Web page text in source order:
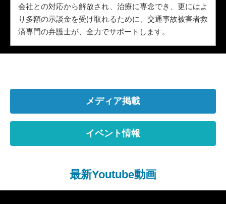
会社との対応から解放され、治療に専念でき、更にはよ
り多額の示談金を受け取れるために、交通事故被害者救
済専門の弁護士が、全力でサポートします。
メディア掲載
イベント情報
最新Youtube動画